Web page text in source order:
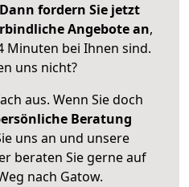
Dann fordern Sie jetzt
Angebote an,
Minuten bei Ihnen sind.
uns nicht?
aus. Wenn Sie doch
Beratung
uns an und unsere
beraten Sie gerne auf
nach Gatow.